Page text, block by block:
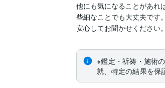
他にも気になることがあれば
些細なことでも大丈夫です。
安心してお聞かせください。
※鑑定・祈祷・施術
就、特定の結果を保